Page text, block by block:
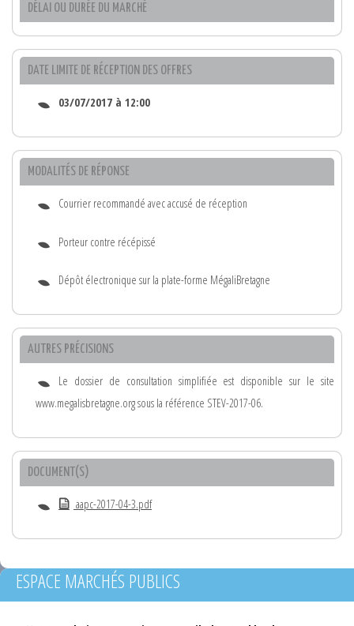
DÉLAI OU DURÉE DU MARCHÉ
DATE LIMITE DE RÉCEPTION DES OFFRES
03/07/2017 à 12:00
MODALITÉS DE RÉPONSE
Courrier recommandé avec accusé de réception
Porteur contre récépissé
Dépôt électronique sur la plate-forme MégaliBretagne
AUTRES PRÉCISIONS
Le dossier de consultation simplifiée est disponible sur le site
www.megalisbretagne.org sous la référence STEV-2017-06.
DOCUMENT(S)
aapc-2017-04-3.pdf
ESPACE MARCHÉS PUBLICS